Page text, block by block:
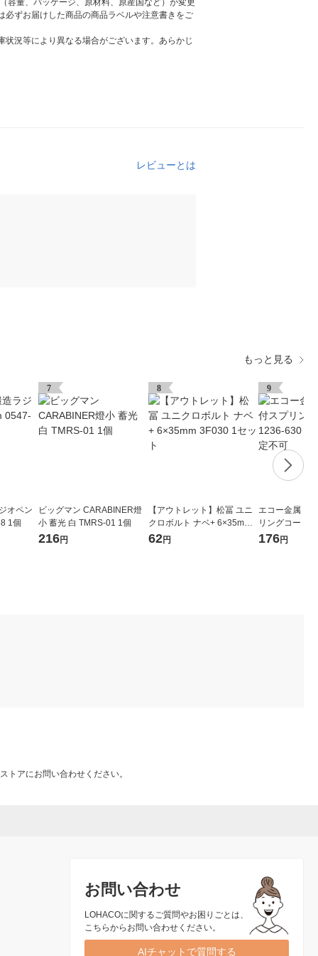
容量、パッケージ、原材料、原産国など）が変更
ずお届けした商品の商品ラベルや注意書きをご
況等により異なる場合がございます。あらかじ
レビューとは
もっと見る
オペン
1個
7
ビッグマン CARABINER燈
小 蓄光 白 TMRS-01 1個
216円
8
【アウトレット】松冨 ユニ
クロボルト ナベ+ 6×35mm 3
F030 1セット
62円
9
エコー金属 カ
リングコード
個 ※色指定
176円
トアにお問い合わせください。
お問い合わせ
LOHACOに関するご質問やお困りごとは、
こちらからお問い合わせください。
AIチャットで質問する